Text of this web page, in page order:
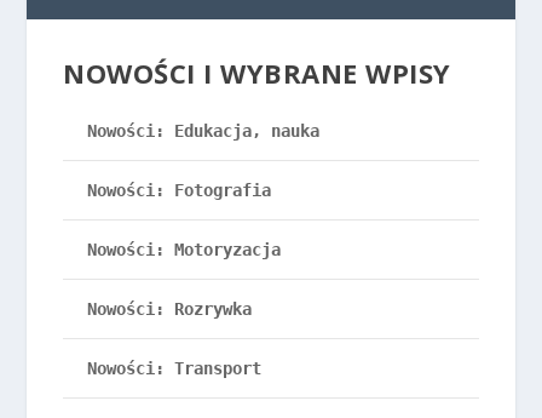
Nowości: Edukacja, nauka
Nowości: Fotografia
Nowości: Motoryzacja
Nowości: Rozrywka
Nowości: Transport
Nowości: Turystyka, podróże